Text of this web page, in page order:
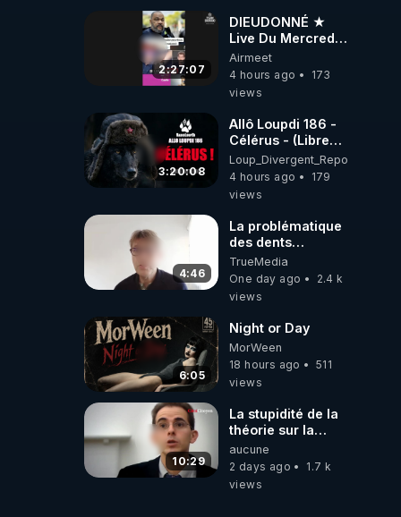
2:27:07
DIEUDONNÉ ★
Live Du Mercredi
5 Août 2026
Airmeet
4 hours ago
173
views
3:20:08
Allô Loupdi 186 -
Célérus - (Libre
Antenne) - Loup
Divergent
2026.08.06
Loup_Divergent_Reposts
4 hours ago
179
views
4:46
La problématique
des dents
dévitalisées et
des implants
TrueMedia
One day ago
2.4 k
views
6:05
Night or Day
MorWeen
18 hours ago
511
views
10:29
La stupidité de la
théorie sur la
responsabilité de
l’homme
concernant le
aucune
2 days ago
1.7 k
views